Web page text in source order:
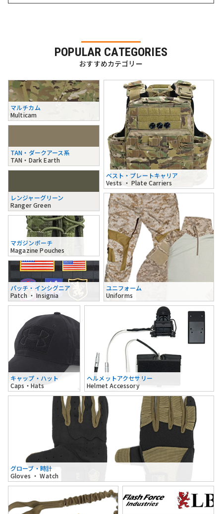
POPULAR CATEGORIES
おすすめカテゴリー
マルチカム
Multicam
TAN・ダークアース系
TAN・Dark Earth
レンジャーグリーン
Ranger Green
ベスト・プレートキャリア
Vests ・ Plate Carriers
マガジンポーチ
Magazine Pouches
パッチ・インシグニア
Patch ・ Insignia
ユニフォーム
Uniforms
キャップ・ハット
Caps・Hats
ヘルメットアクセサリー
Helmet Accessory
グローブ・時計
Gloves ・ Watch